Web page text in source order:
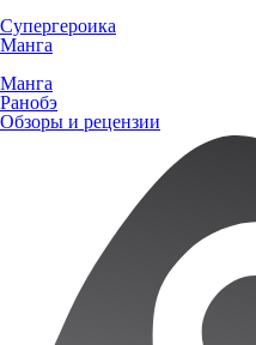
Супергероика
Манга
Манга
Ранобэ
Обзоры и рецензии